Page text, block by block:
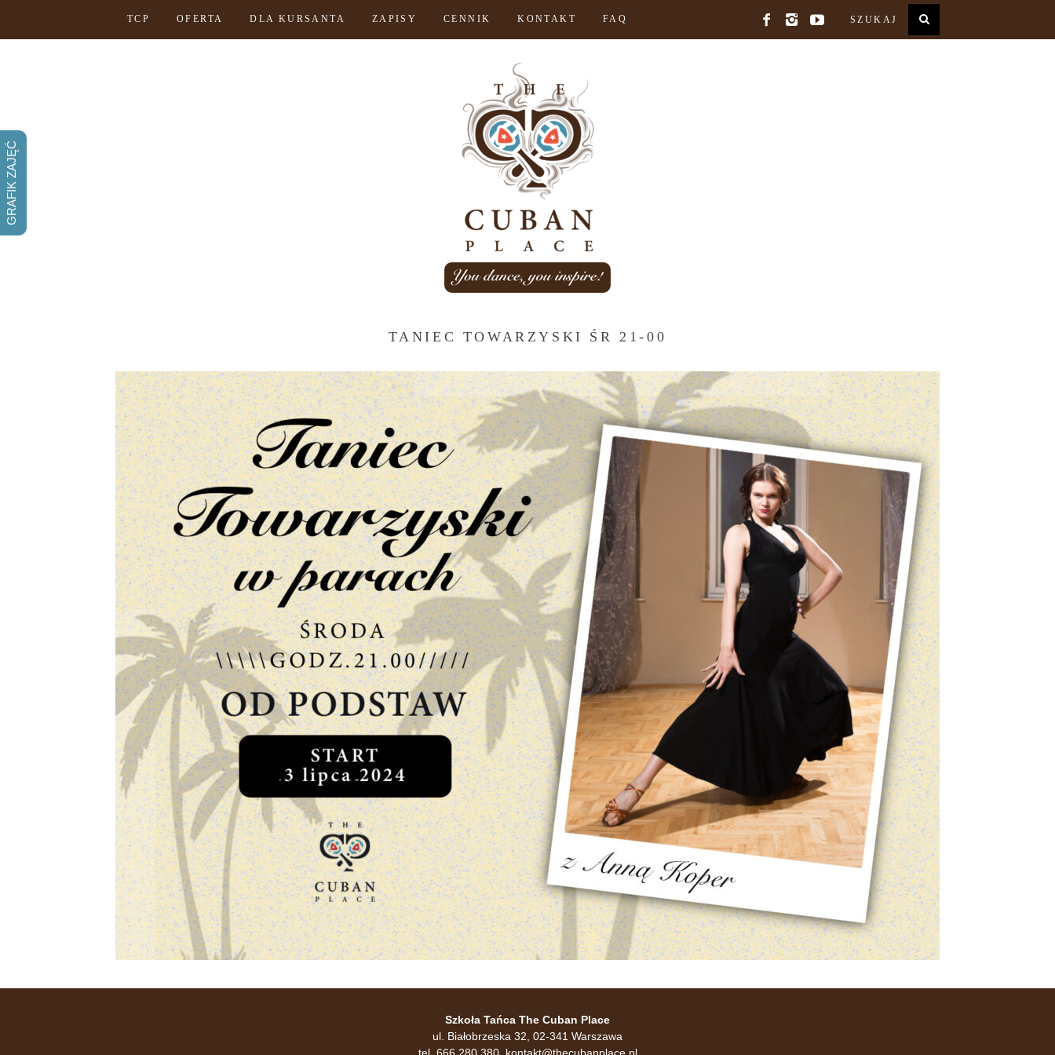
TCP OFERTA DLA KURSANTA ZAPISY CENNIK KONTAKT FAQ
TANIEC TOWARZYSKI ŚR 21-00
Szkoła Tańca The Cuban Place
ul. Białobrzeska 32, 02-341 Warszawa
GRAFIK ZAJĘĆ